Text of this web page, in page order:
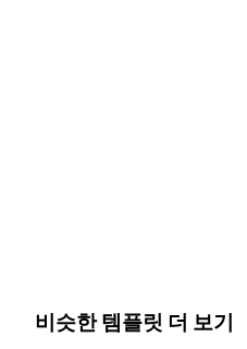
비슷한 템플릿 더 보기